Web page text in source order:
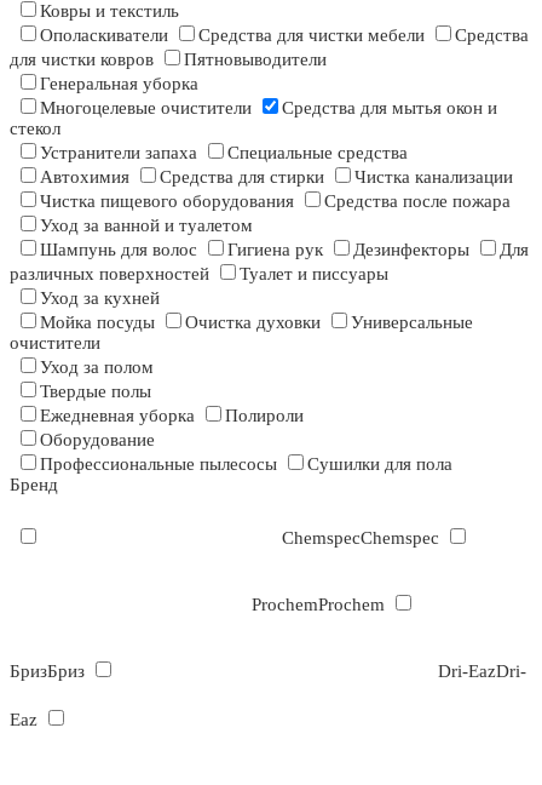
Ковры и текстиль
Ополаскиватели
Средства для чистки мебели
Средства
для чистки ковров
Пятновыводители
Генеральная уборка
Многоцелевые очистители
Средства для мытья окон и
стекол
Устранители запаха
Специальные средства
Автохимия
Средства для стирки
Чистка канализации
Чистка пищевого оборудования
Средства после пожара
Уход за ванной и туалетом
Шампунь для волос
Гигиена рук Дезинфекторы
Для
различных поверхностей
Туалет и писсуары
Уход за кухней
Мойка посуды
Очистка духовки
Универсальные
очистители
Уход за полом
Твердые полы
Ежедневная уборка
Полироли
Оборудование
Профессиональные пылесосы
Сушилки для пола
Бренд
ChemspecChemspec
ProchemProchem
БризБриз Dri-EazDri-
Eaz